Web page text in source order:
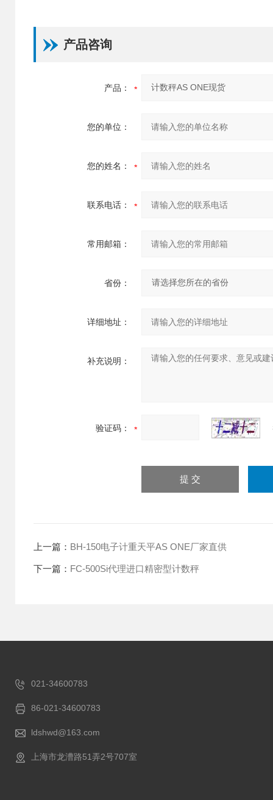
产品咨询
产品：
您的单位：
您的姓名：
联系电话：
常用邮箱：
省份：
详细地址：
补充说明：
验证码：
上一篇： BH-150电子计重天平AS ONE厂家直供
下一篇： FC-500Si代理进口精密型计数秤
021-34600783
86-021-34600783
ldshwd@163.com
上海市龙漕路51弄2号707室